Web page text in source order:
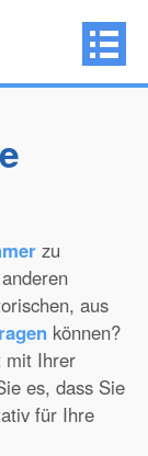
zu
aus
können?
mit Ihrer
es, dass Sie
für Ihre